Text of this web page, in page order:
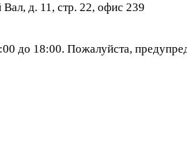
д. 11, стр. 22, офис 239
до 18:00. Пожалуйста,